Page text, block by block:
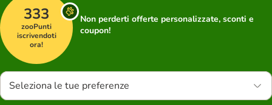
333
zooPunti
iscrivendoti
ora!
Non perderti offerte personalizzate, sconti e
coupon!
Seleziona le tue preferenze